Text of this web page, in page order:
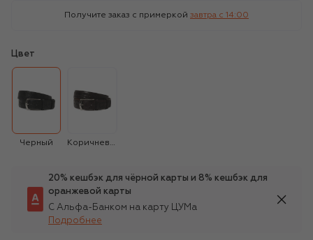
Получите заказ с примеркой завтра c 14:00
Цвет
Черный Коричневый
20% кешбэк для чёрной карты и 8% кешбэк для
оранжевой карты
С Альфа-Банком на карту ЦУМа
Подробнее